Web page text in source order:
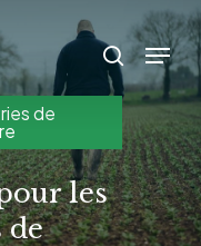
search
Menu
de
les
de